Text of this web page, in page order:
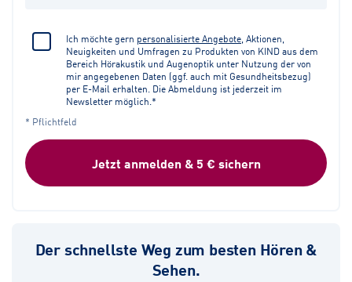
Ich möchte gern personalisierte Angebote, Aktionen,
Neuigkeiten und Umfragen zu Produkten von KIND aus dem
Bereich Hörakustik und Augenoptik unter Nutzung der von
mir angegebenen Daten (ggf. auch mit Gesundheitsbezug)
per E-Mail erhalten. Die Abmeldung ist jederzeit im
Newsletter möglich.*
* Pflichtfeld
Jetzt anmelden & 5 € sichern
Der schnellste Weg zum besten Hören &
Sehen.